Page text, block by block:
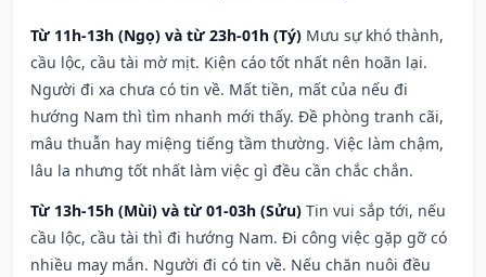
Từ 11h-13h (Ngọ) và từ 23h-01h (Tý) Mưu sự khó thành,
cầu lộc, cầu tài mờ mịt. Kiện cáo tốt nhất nên hoãn lại.
Người đi xa chưa có tin về. Mất tiền, mất của nếu đi
hướng Nam thì tìm nhanh mới thấy. Đề phòng tranh cãi,
mâu thuẫn hay miệng tiếng tầm thường. Việc làm chậm,
lâu la nhưng tốt nhất làm việc gì đều cần chắc chắn.
Từ 13h-15h (Mùi) và từ 01-03h (Sửu) Tin vui sắp tới, nếu
cầu lộc, cầu tài thì đi hướng Nam. Đi công việc gặp gỡ có
nhiều may mắn. Người đi có tin về. Nếu chăn nuôi đều